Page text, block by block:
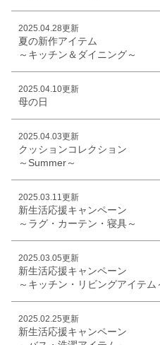
2025.04.28更新
夏の新作アイテム
～キッチン＆ダイニング～
2025.04.10更新
母の日
2025.04.03更新
クッションコレクション
～Summer～
2025.03.11更新
新生活応援キャンペーン
～ラグ・カーテン・寝具～
2025.03.05更新
新生活応援キャンペーン
～キッチン・リビングアイテム
2025.02.25更新
新生活応援キャンペーン